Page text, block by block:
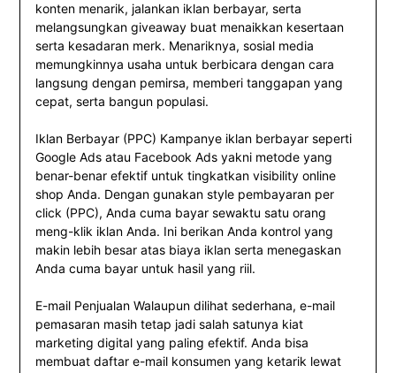
konten menarik, jalankan iklan berbayar, serta
melangsungkan giveaway buat menaikkan kesertaan
serta kesadaran merk. Menariknya, sosial media
memungkinnya usaha untuk berbicara dengan cara
langsung dengan pemirsa, memberi tanggapan yang
cepat, serta bangun populasi.
Iklan Berbayar (PPC) Kampanye iklan berbayar seperti
Google Ads atau Facebook Ads yakni metode yang
benar-benar efektif untuk tingkatkan visibility online
shop Anda. Dengan gunakan style pembayaran per
click (PPC), Anda cuma bayar sewaktu satu orang
meng-klik iklan Anda. Ini berikan Anda kontrol yang
makin lebih besar atas biaya iklan serta menegaskan
Anda cuma bayar untuk hasil yang riil.
E-mail Penjualan Walaupun dilihat sederhana, e-mail
pemasaran masih tetap jadi salah satunya kiat
marketing digital yang paling efektif. Anda bisa
membuat daftar e-mail konsumen yang ketarik lewat